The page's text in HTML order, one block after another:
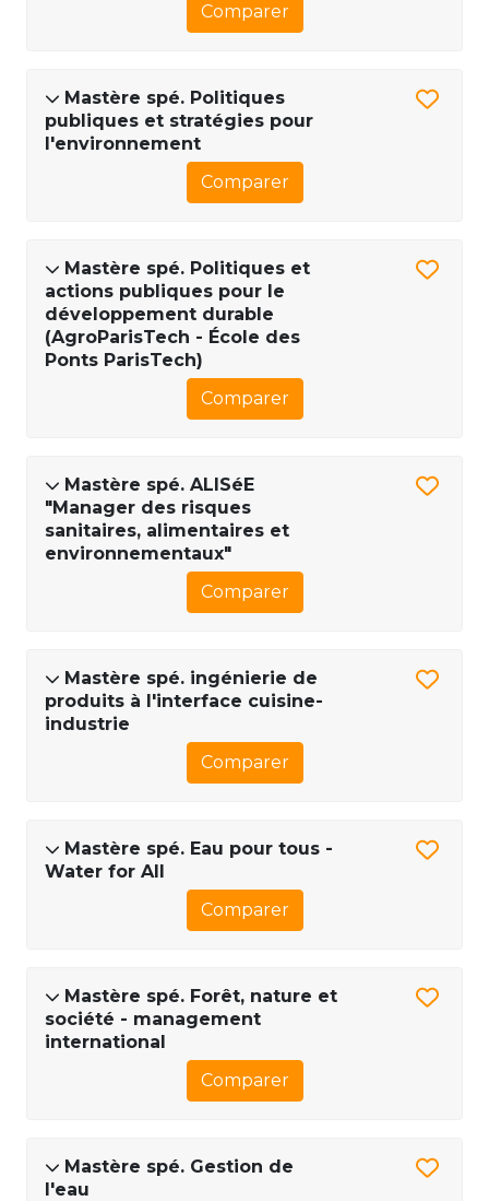
Comparer
Mastère spé. Politiques
publiques et stratégies pour
l'environnement
Comparer
Mastère spé. Politiques et
actions publiques pour le
développement durable
(AgroParisTech - École des
Ponts ParisTech)
Comparer
Mastère spé. ALISéE
"Manager des risques
sanitaires, alimentaires et
environnementaux"
Comparer
Mastère spé. ingénierie de
produits à l'interface cuisine-
industrie
Comparer
Mastère spé. Eau pour tous -
Water for All
Comparer
Mastère spé. Forêt, nature et
société - management
international
Comparer
Mastère spé. Gestion de
l'eau